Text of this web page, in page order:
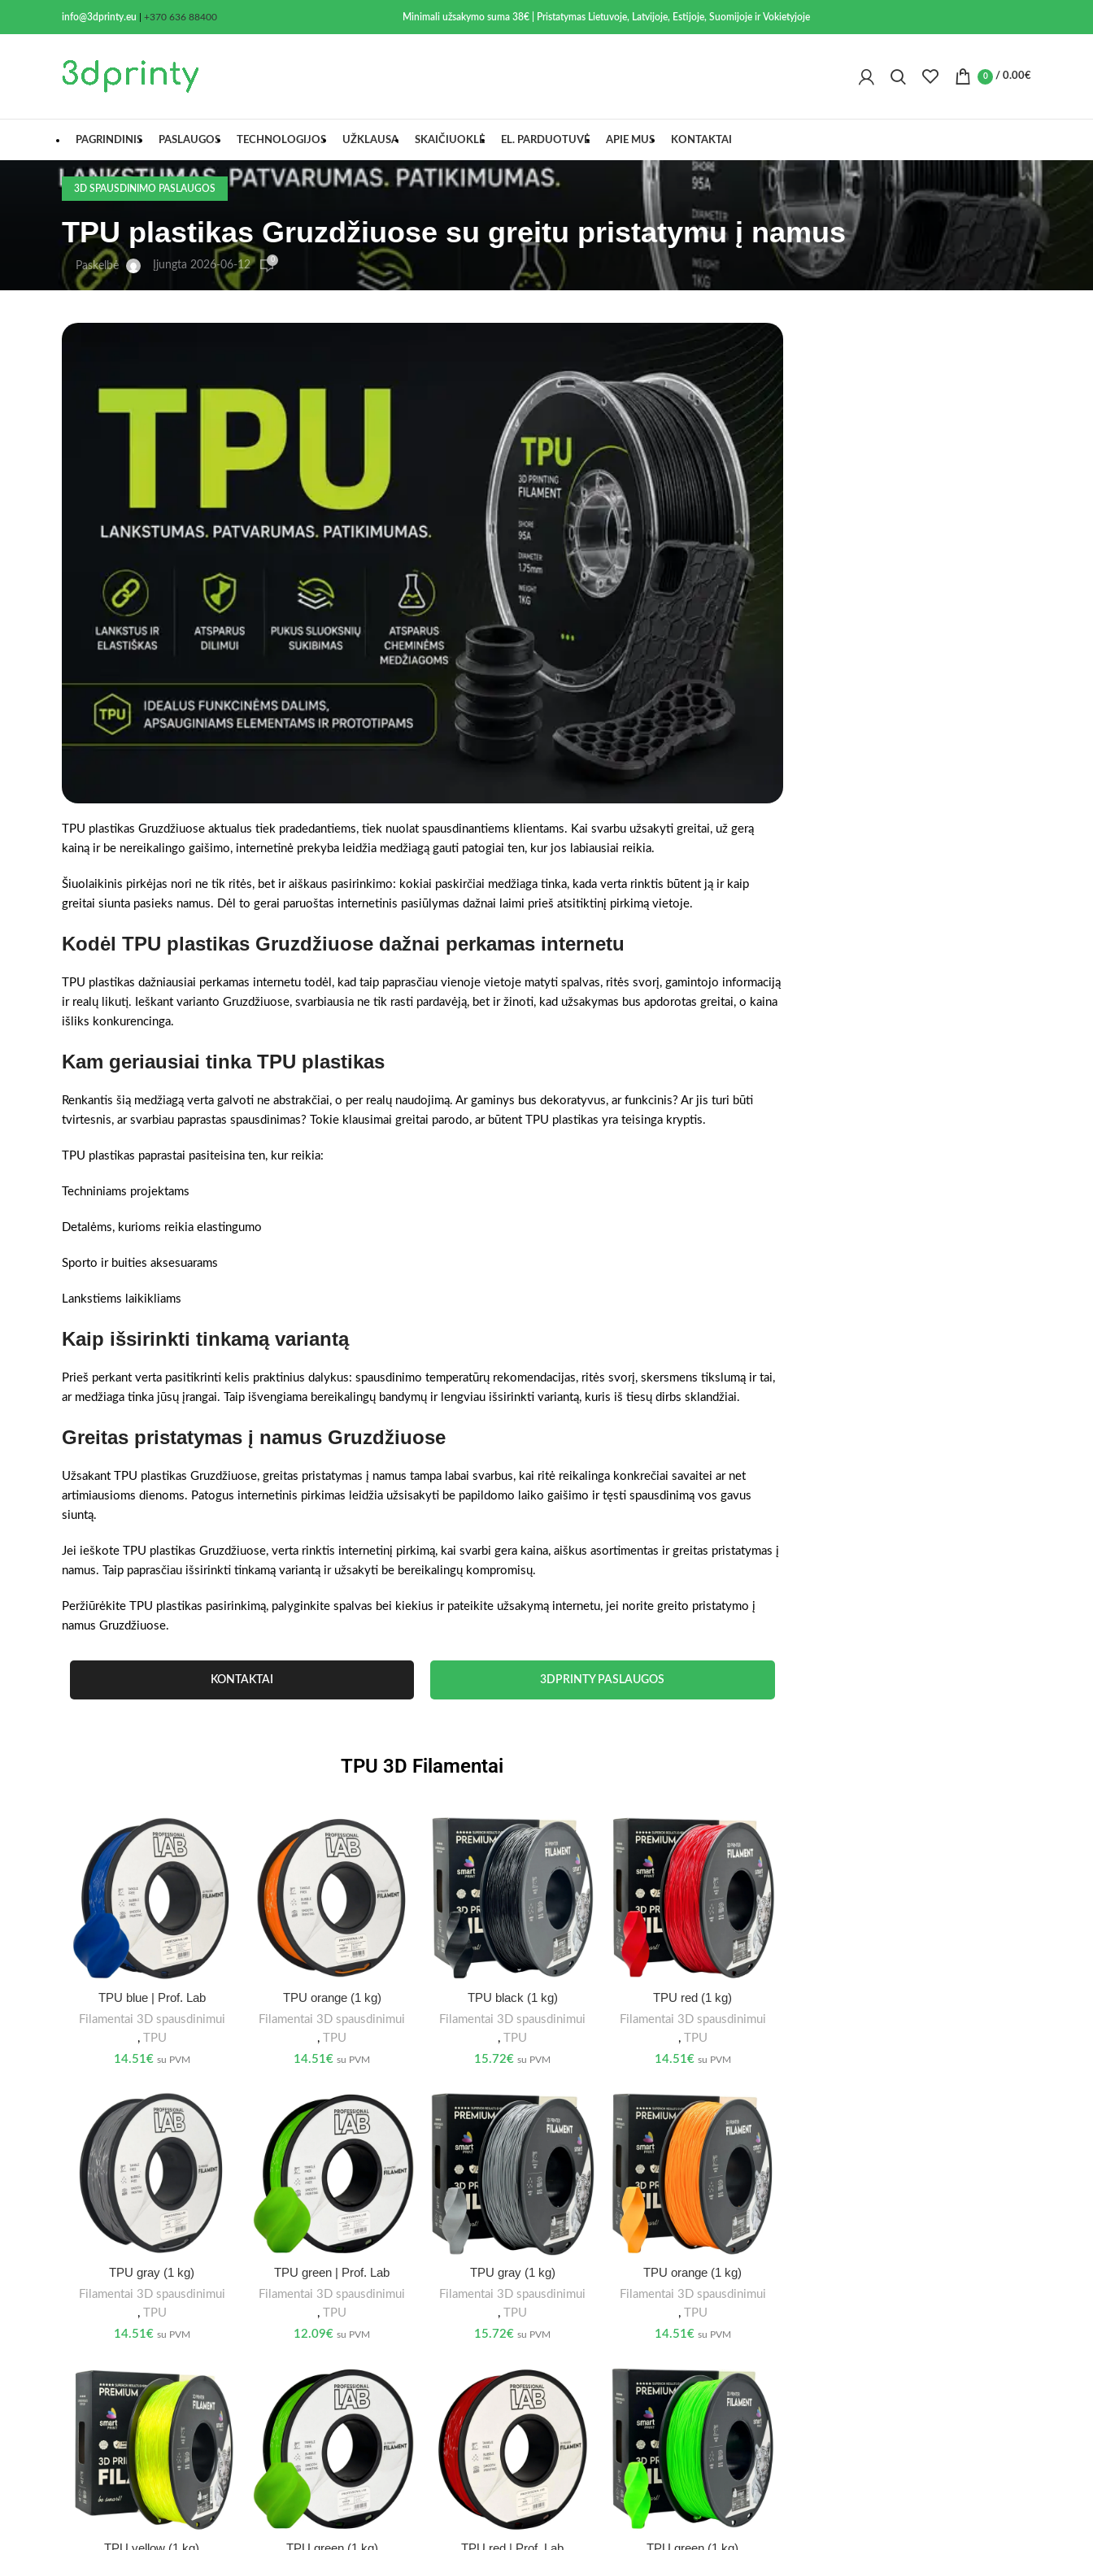
info@3dprinty.eu +370 636 88400 Minimali užsakymo suma 38€ | Pristatymas Lietuvoje, Latvijoje, Estijoje, Suomijoje ir Vokietyjoje
0 / 0.00€
PAGRINDINIS PASLAUGOS TECHNOLOGIJOS UŽKLAUSA SKAIČIUOKLĖ EL. PARDUOTUVĖ APIE MUS KONTAKTAI
3D SPAUSDINIMO PASLAUGOS
TPU plastikas Gruzdžiuose su greitu pristatymu į namus
Paskelbė Įjungta 2026-06-12 0
TPU plastikas Gruzdžiuose aktualus tiek pradedantiems, tiek nuolat spausdinantiems klientams. Kai svarbu užsakyti greitai, už gerą
kainą ir be nereikalingo gaišimo, internetinė prekyba leidžia medžiagą gauti patogiai ten, kur jos labiausiai reikia.
Šiuolaikinis pirkėjas nori ne tik ritės, bet ir aiškaus pasirinkimo: kokiai paskirčiai medžiaga tinka, kada verta rinktis būtent ją ir kaip
greitai siunta pasieks namus. Dėl to gerai paruoštas internetinis pasiūlymas dažnai laimi prieš atsitiktinį pirkimą vietoje.
Kodėl TPU plastikas Gruzdžiuose dažnai perkamas internetu
TPU plastikas dažniausiai perkamas internetu todėl, kad taip paprasčiau vienoje vietoje matyti spalvas, ritės svorį, gamintojo informaciją
ir realų likutį. Ieškant varianto Gruzdžiuose, svarbiausia ne tik rasti pardavėją, bet ir žinoti, kad užsakymas bus apdorotas greitai, o kaina
išliks konkurencinga.
Kam geriausiai tinka TPU plastikas
Renkantis šią medžiagą verta galvoti ne abstrakčiai, o per realų naudojimą. Ar gaminys bus dekoratyvus, ar funkcinis? Ar jis turi būti
tvirtesnis, ar svarbiau paprastas spausdinimas? Tokie klausimai greitai parodo, ar būtent TPU plastikas yra teisinga kryptis.
TPU plastikas paprastai pasiteisina ten, kur reikia:
Techniniams projektams
Detalėms, kurioms reikia elastingumo
Sporto ir buities aksesuarams
Lankstiems laikikliams
Kaip išsirinkti tinkamą variantą
Prieš perkant verta pasitikrinti kelis praktinius dalykus: spausdinimo temperatūrų rekomendacijas, ritės svorį, skersmens tikslumą ir tai,
ar medžiaga tinka jūsų įrangai. Taip išvengiama bereikalingų bandymų ir lengviau išsirinkti variantą, kuris iš tiesų dirbs sklandžiai.
Greitas pristatymas į namus Gruzdžiuose
Užsakant TPU plastikas Gruzdžiuose, greitas pristatymas į namus tampa labai svarbus, kai ritė reikalinga konkrečiai savaitei ar net
artimiausioms dienoms. Patogus internetinis pirkimas leidžia užsisakyti be papildomo laiko gaišimo ir tęsti spausdinimą vos gavus
siuntą.
Jei ieškote TPU plastikas Gruzdžiuose, verta rinktis internetinį pirkimą, kai svarbi gera kaina, aiškus asortimentas ir greitas pristatymas į
namus. Taip paprasčiau išsirinkti tinkamą variantą ir užsakyti be bereikalingų kompromisų.
Peržiūrėkite TPU plastikas pasirinkimą, palyginkite spalvas bei kiekius ir pateikite užsakymą internetu, jei norite greito pristatymo į
namus Gruzdžiuose.
KONTAKTAI 3DPRINTY PASLAUGOS
TPU 3D Filamentai
TPU blue | Prof. Lab
Filamentai 3D spausdinimui
, TPU
14.51€ su PVM
TPU orange (1 kg)
Filamentai 3D spausdinimui
,TPU
14.51€ su PVM
TPU black (1 kg)
Filamentai 3D spausdinimui
,TPU
15.72€ su PVM
TPU red (1 kg)
Filamentai 3D spausdinimui
, TPU
14.51€ su PVM
TPU gray (1 kg)
Filamentai 3D spausdinimui
,
TPU
14.51€ su PVM
TPU green | Prof. Lab
Filamentai 3D spausdinimui
,
TPU
12.09€ su PVM
TPU gray (1 kg)
Filamentai 3D spausdinimui
,
TPU
15.72€ su PVM
TPU orange (1 kg)
Filamentai 3D spausdinimui
,
TPU
14.51€ su PVM